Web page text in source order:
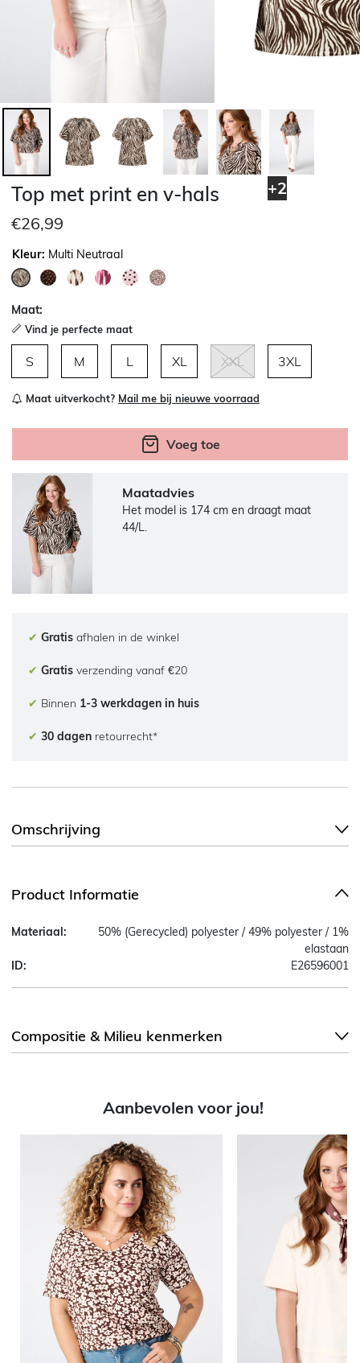
+2
Top met print en v-hals
€26,99
Kleur: Multi Neutraal
Maat:
Vind je perfecte maat
S M L XL XXL 3XL
Maat uitverkocht? Mail me bij nieuwe voorraad
Voeg toe
Maatadvies
Het model is 174 cm en draagt maat
44/L.
✔ Gratis afhalen in de winkel
✔ Gratis verzending vanaf €20
✔ Binnen 1-3 werkdagen in huis
✔ 30 dagen retourrecht*
Omschrijving
Product Informatie
Materiaal:
50% (Gerecycled) polyester / 49% polyester / 1%
elastaan
ID:
E26596001
Compositie & Milieu kenmerken
Aanbevolen voor jou!